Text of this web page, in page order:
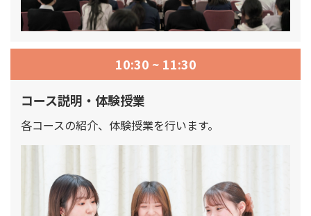
10:30 ~ 11:30
コース説明・体験授業
各コースの紹介、体験授業を行います。